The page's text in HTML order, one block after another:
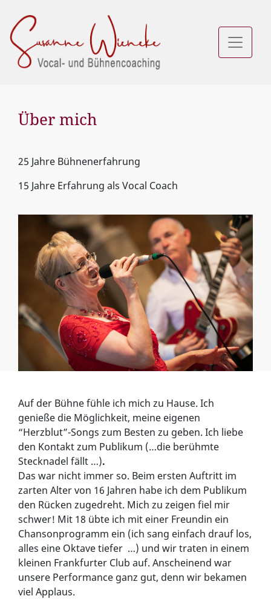
Über mich
25 Jahre Bühnenerfahrung
15 Jahre Erfahrung als Vocal Coach
Auf der Bühne fühle ich mich zu Hause. Ich
genieße die Möglichkeit, meine eigenen
“Herzblut”-Songs zum Besten zu geben. Ich liebe
den Kontakt zum Publikum (…die berühmte
Stecknadel fällt …).
Das war nicht immer so. Beim ersten Auftritt im
zarten Alter von 16 Jahren habe ich dem Publikum
den Rücken zugedreht. Mich zu zeigen fiel mir
schwer! Mit 18 übte ich mit einer Freundin ein
Chansonprogramm ein (ich sang einfach drauf los,
alles eine Oktave tiefer …) und wir traten in einem
kleinen Frankfurter Club auf. Anscheinend war
unsere Performance ganz gut, denn wir bekamen
viel Applaus.